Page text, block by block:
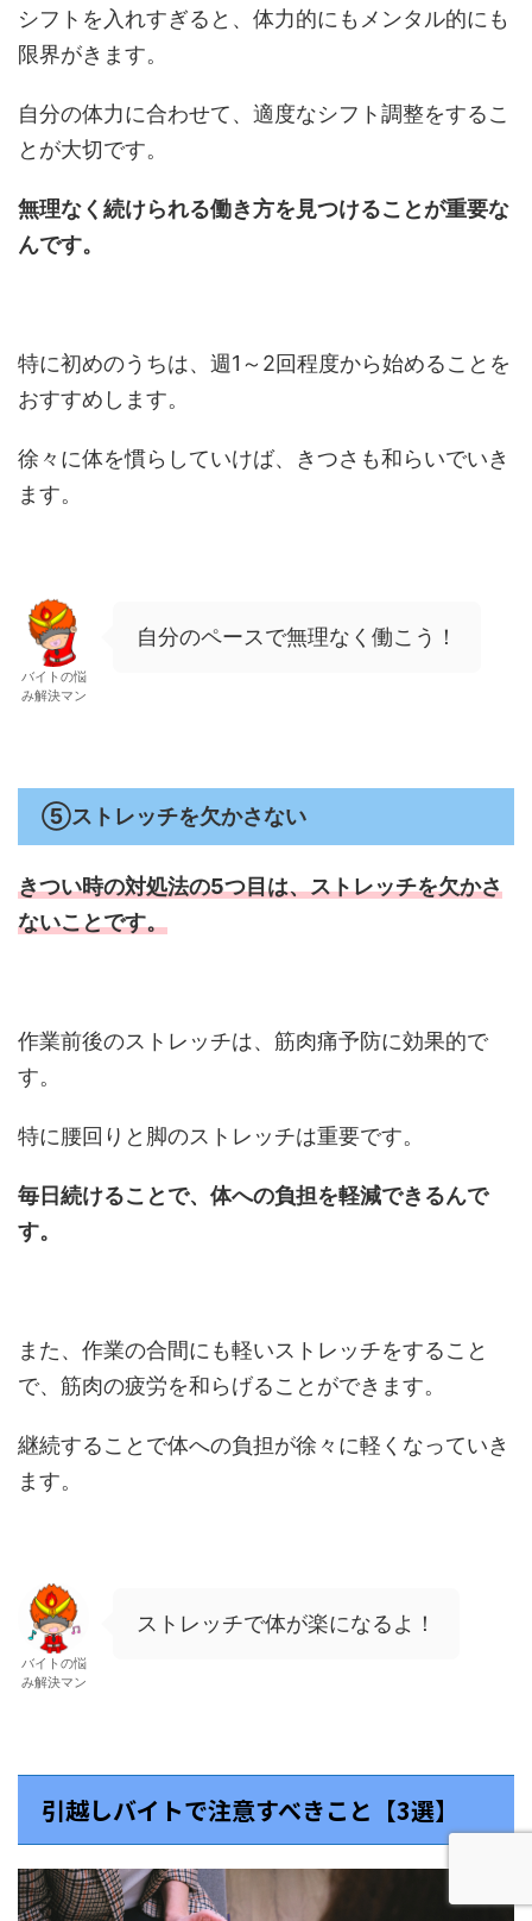
シフトを入れすぎると、体力的にもメンタル的にも
限界がきます。
自分の体力に合わせて、適度なシフト調整をするこ
とが大切です。
無理なく続けられる働き方を見つけることが重要な
んです。
特に初めのうちは、週1～2回程度から始めることを
おすすめします。
徐々に体を慣らしていけば、きつさも和らいでいき
ます。
バイトの悩
み解決マン
自分のペースで無理なく働こう！
⑤ストレッチを欠かさない
きつい時の対処法の5つ目は、ストレッチを欠かさ
ないことです。
作業前後のストレッチは、筋肉痛予防に効果的で
す。
特に腰回りと脚のストレッチは重要です。
毎日続けることで、体への負担を軽減できるんで
す。
また、作業の合間にも軽いストレッチをすること
で、筋肉の疲労を和らげることができます。
継続することで体への負担が徐々に軽くなっていき
ます。
バイトの悩
み解決マン
ストレッチで体が楽になるよ！
引越しバイトで注意すべきこと【3選】